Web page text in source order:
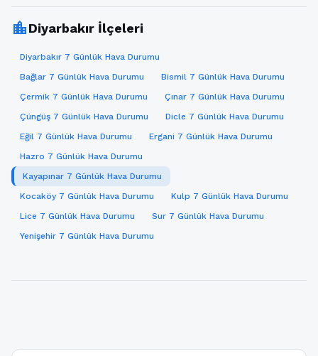
location_cityDiyarbakır İlçeleri
Diyarbakır 7 Günlük Hava Durumu
Bağlar 7 Günlük Hava Durumu
Bismil 7 Günlük Hava Durumu
Çermik 7 Günlük Hava Durumu
Çınar 7 Günlük Hava Durumu
Çüngüş 7 Günlük Hava Durumu
Dicle 7 Günlük Hava Durumu
Eğil 7 Günlük Hava Durumu
Ergani 7 Günlük Hava Durumu
Hazro 7 Günlük Hava Durumu
Kayapınar 7 Günlük Hava Durumu
Kocaköy 7 Günlük Hava Durumu
Kulp 7 Günlük Hava Durumu
Lice 7 Günlük Hava Durumu
Sur 7 Günlük Hava Durumu
Yenişehir 7 Günlük Hava Durumu